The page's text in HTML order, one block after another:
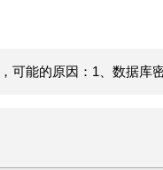
可能的原因：1、数据库